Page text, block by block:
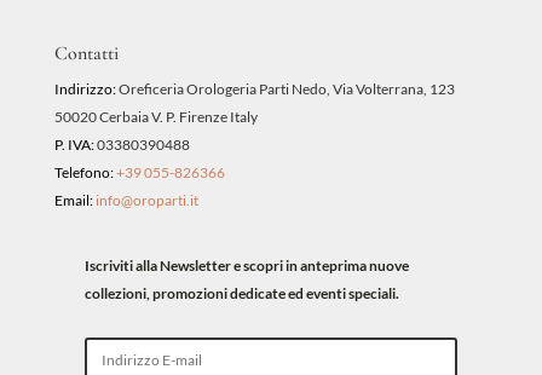
Contatti
Indirizzo:Oreficeria Orologeria Parti Nedo, Via Volterrana, 123
50020 Cerbaia V. P. Firenze Italy
P. IVA:03380390488
Telefono:+39 055-826366
Email: info@oroparti.it
Iscriviti alla Newsletter e scopri in anteprima nuove
collezioni, promozioni dedicate ed eventi speciali.